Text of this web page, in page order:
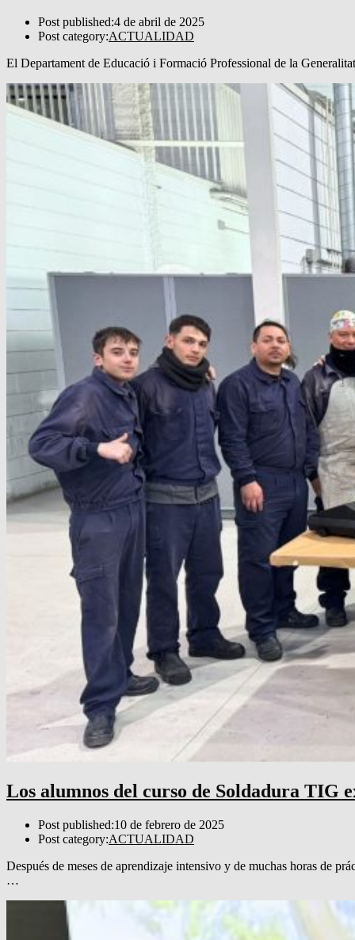
Post published:4 de abril de 2025
Post category:ACTUALIDAD
El Departament de Educació i Formació Professional de la
Los alumnos del curso de Soldadura TIG
Post published:10 de febrero de 2025
Post category:ACTUALIDAD
Después de meses de aprendizaje intensivo y de muchas horas de
…